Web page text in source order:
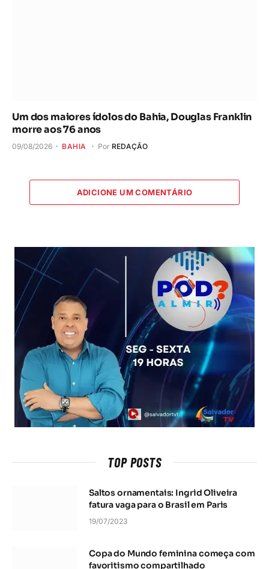
Um dos maiores ídolos do Bahia, Douglas Franklin
morre aos 76 anos
09/08/2026 BAHIA Por REDAÇÃO
ADICIONE UM COMENTÁRIO
TOP POSTS
Saltos ornamentais: Ingrid Oliveira
fatura vaga para o Brasil em Paris
19/07/2023
Copa do Mundo feminina começa com
favoritismo compartilhado